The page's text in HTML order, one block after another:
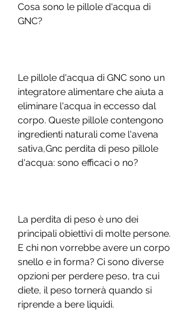
Cosa sono le pillole d'acqua di
GNC?
Le pillole d'acqua di GNC sono un
integratore alimentare che aiuta a
eliminare l'acqua in eccesso dal
corpo. Queste pillole contengono
ingredienti naturali come l'avena
sativa,Gnc perdita di peso pillole
d'acqua: sono efficaci o no?
La perdita di peso è uno dei
principali obiettivi di molte persone.
E chi non vorrebbe avere un corpo
snello e in forma? Ci sono diverse
opzioni per perdere peso, tra cui
diete, il peso tornerà quando si
riprende a bere liquidi.